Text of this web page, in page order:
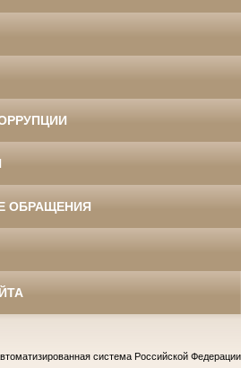
ОБРАЩЕНИЯ
система Российской